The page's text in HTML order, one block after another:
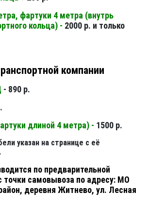
фартуки 4 метра (внутрь
кольца) - 2000 р. и только
компании
- 890 р.
длиной 4 метра) - 1500 р.
указан на странице с её
по предварительной
точки самовывоза по адресу: МО
деревня Житнево, ул. Лесная